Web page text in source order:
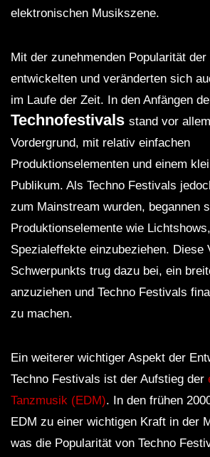
elektronischen Musikszene.
Mit der zunehmenden Popularität
entwickelten und veränderten sich
im Laufe der Zeit. In den Anfängen
Technofestivals stand vor
Vordergrund, mit relativ einfachen
Produktionselementen und einem
Publikum. Als Techno Festivals
zum Mainstream wurden, begannen
Produktionselemente wie
Spezialeffekte einzubeziehen. Diese
Schwerpunkts trug dazu bei, ein
anzuziehen und Techno Festivals
zu machen.
Ein weiterer wichtiger Aspekt der
Techno Festivals ist der Aufstieg der
Tanzmusik (EDM). In den frühen
EDM zu einer wichtigen Kraft in der
was die Popularität von Techno